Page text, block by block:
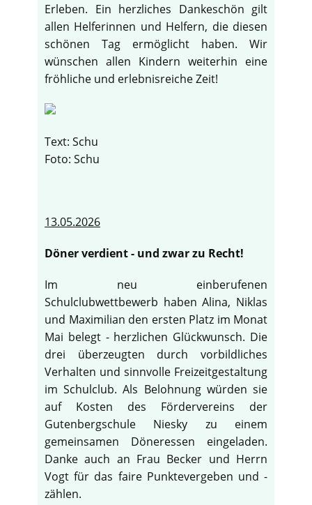
Erleben. Ein herzliches Dankeschön gilt
allen Helferinnen und Helfern, die diesen
schönen Tag ermöglicht haben. Wir
wünschen allen Kindern weiterhin eine
fröhliche und erlebnisreiche Zeit!
Text: Schu
Foto: Schu
13.05.2026
Döner verdient - und zwar zu Recht!
Im neu einberufenen
Schulclubwettbewerb haben Alina, Niklas
und Maximilian den ersten Platz im Monat
Mai belegt - herzlichen Glückwunsch. Die
drei überzeugten durch vorbildliches
Verhalten und sinnvolle Freizeitgestaltung
im Schulclub. Als Belohnung würden sie
auf Kosten des Fördervereins der
Gutenbergschule Niesky zu einem
gemeinsamen Döneressen eingeladen.
Danke auch an Frau Becker und Herrn
Vogt für das faire Punktevergeben und -
zählen.